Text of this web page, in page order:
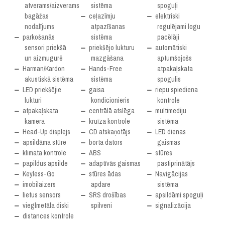
atverams/aizverams
bagāžas
nodalījums
parkošanās
sensori priekšā
un aizmugurē
Harman/Kardon
akustiskā sistēma
LED priekšējie
lukturi
atpakaļskata
kamera
Head-Up displejs
apsildāma stūre
klimata kontrole
papildus apsilde
Keyless-Go
imobilaizers
lietus sensors
vieglmetāla diski
distances kontrole
sistēma
ceļazīmju
atpazīšanas
sistēma
priekšējo lukturu
mazgāšana
Hands-Free
sistēma
gaisa
kondicionieris
centrālā atslēga
kruīza kontrole
CD atskaņotājs
borta dators
ABS
adaptīvās gaismas
stūres ādas
apdare
SRS drošības
spilveni
spoguļi
elektriski
regulējami logu
pacēlāji
automātiski
aptumšojošs
atpakaļskata
spogulis
riepu spiediena
kontrole
multimediju
sistēma
LED dienas
gaismas
stūres
pastiprinātājs
Navigācijas
sistēma
apsildāmi spoguļi
signalizācija